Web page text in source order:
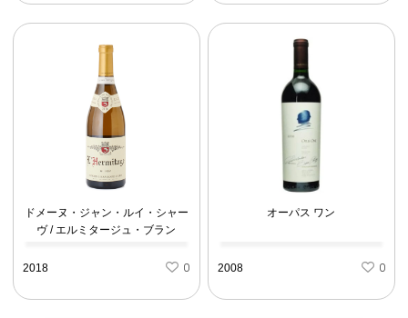
ドメーヌ・ジャン・ルイ・シャー
ヴ / エルミタージュ・ブラン
2018 0
オーパス ワン
2008 0